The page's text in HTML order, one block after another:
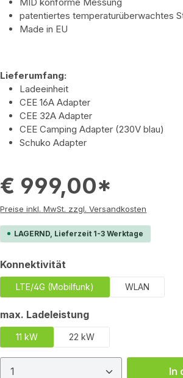
patentiertes temperaturüberwachtes
Made in EU
Lieferumfang:
Ladeeinheit
CEE 16A Adapter
CEE 32A Adapter
CEE Camping Adapter (230V blau)
Schuko Adapter
€ 999,00*
Preise inkl. MwSt. zzgl. Versandkosten
LAGERND, Lieferzeit 1-3 Werktage
Konnektivität
LTE/4G (Mobilfunk) WLAN
max. Ladeleistungauswählen
11 kW 22 kW
Produkt Anzahl: Gib In